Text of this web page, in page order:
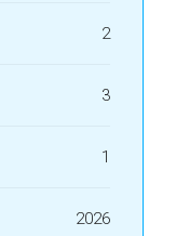
2
3
1
2026